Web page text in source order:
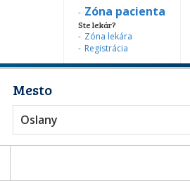
Zóna pacienta
Ste lekár?
Zóna lekára
Registrácia
Mesto
Oslany